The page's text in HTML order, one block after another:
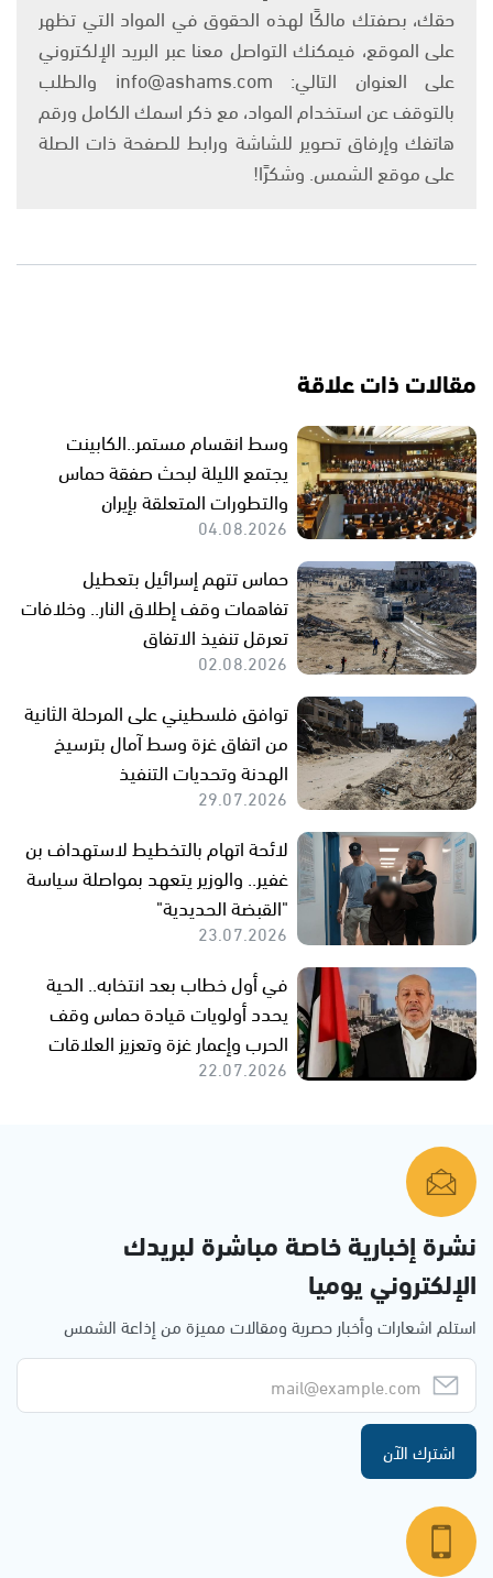
حقك، بصفتك مالكًا لهذه الحقوق في المواد التي تظهر
على الموقع، فيمكنك التواصل معنا عبر البريد الإلكتروني
على العنوان التالي: info@ashams.com والطلب
بالتوقف عن استخدام المواد، مع ذكر اسمك الكامل ورقم
هاتفك وإرفاق تصوير للشاشة ورابط للصفحة ذات الصلة
على موقع الشمس. وشكرًا!
مقالات ذات علاقة
وسط انقسام مستمر..الكابينت
يجتمع الليلة لبحث صفقة حماس
والتطورات المتعلقة بإيران
04.08.2026
حماس تتهم إسرائيل بتعطيل
تفاهمات وقف إطلاق النار.. وخلافات
تعرقل تنفيذ الاتفاق
02.08.2026
توافق فلسطيني على المرحلة الثانية
من اتفاق غزة وسط آمال بترسيخ
الهدنة وتحديات التنفيذ
29.07.2026
لائحة اتهام بالتخطيط لاستهداف بن
غفير.. والوزير يتعهد بمواصلة سياسة
"القبضة الحديدية"
23.07.2026
في أول خطاب بعد انتخابه.. الحية
يحدد أولويات قيادة حماس وقف
الحرب وإعمار غزة وتعزيز العلاقات
22.07.2026
نشرة إخبارية خاصة مباشرة لبريدك
الإلكتروني يوميا
استلم اشعارات وأخبار حصرية ومقالات مميزة من إذاعة الشمس
اشترك الآن